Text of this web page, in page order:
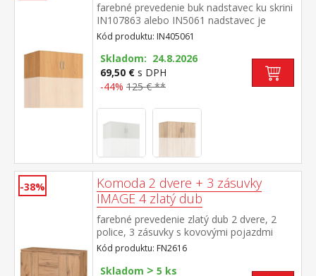
farebné prevedenie buk nadstavec ku skrini
IN107863 alebo IN5061 nadstavec je
súčasťou skrine a nemožno ho zostaviť
samostatne
Kód produktu: IN405061
Skladom: 24.8.2026
69,50 € s DPH
-44% 125 € **
-38%
Komoda 2 dvere + 3 zásuvky
IMAGE 4 zlatý dub
farebné prevedenie zlatý dub 2 dvere, 2
police, 3 zásuvky s kovovými pojazdmi
Kód produktu: FN2616
Skladom > 5 ks